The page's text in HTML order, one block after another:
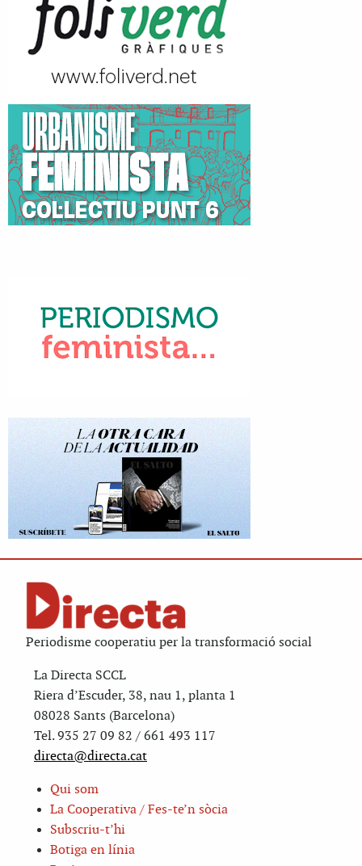
Periodisme cooperatiu per la transformació social
La Directa SCCL
Riera d’Escuder, 38, nau 1, planta 1
08028 Sants (Barcelona)
Tel. 935 27 09 82 / 661 493 117
directa@directa.cat
Qui som
La Cooperativa / Fes-te’n sòcia
Subscriu-t’hi
Botiga en línia